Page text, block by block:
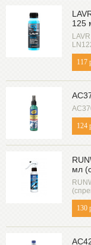
125
117
124
мл
130